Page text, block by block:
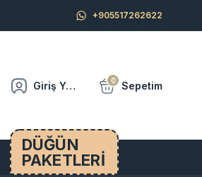
+905517262622
Giriş Yap 0 Sepetim
DÜĞÜN
PAKETLERİ